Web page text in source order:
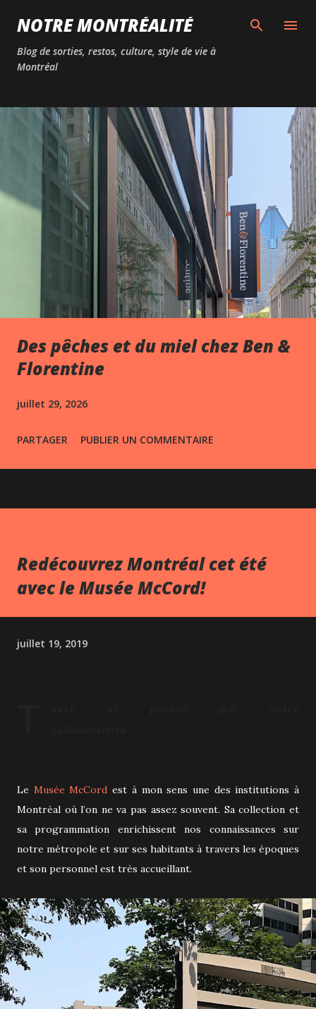
Passer au contenu principal
NOTRE MONTRÉALITÉ
Blog de sorties, restos, culture, style de vie à
Montréal
Des pêches et du miel chez Ben &
Florentine
juillet 29, 2026
PARTAGER PUBLIER UN COMMENTAIRE
Redécouvrez Montréal cet été
avec le Musée McCord!
juillet 19, 2019
Le Musée McCord est à mon sens une des institutions à
Montréal où l’on ne va pas assez souvent. Sa collection et
sa programmation enrichissent nos connaissances sur
notre métropole et sur ses habitants à travers les époques
et son personnel est très accueillant.